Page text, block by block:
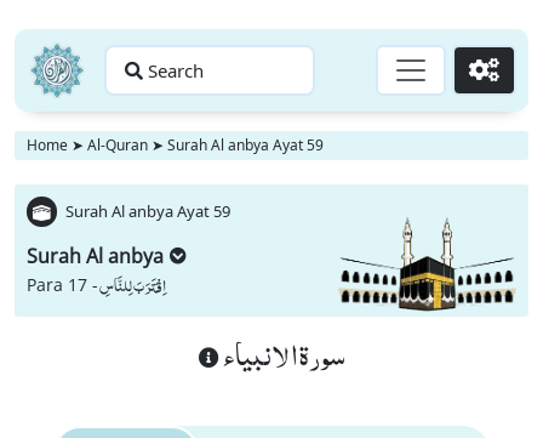
Search Go
Home ➤ Al-Quran ➤ Surah Al anbya Ayat 59
Surah Al anbya Ayat 59
Surah Al anbya
Para 17 -اِقْتَرَبَ لِلنَّاسِ
سورة الانبياء